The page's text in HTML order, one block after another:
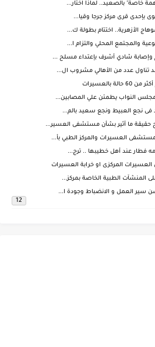
خاصة" بالصعيد.. لماذا اختار...
بإحدى قرى مركز جرجا وقيا...
الأزهرية.. اختتام بطولة ك...
والمجتمع المحلي والتزام ا...
وإصابة شادي أشرف بإعتداء مسلح ...
تناول عدد من الأهالي مشروب ال...
بالعسيرات
النواب يطمئن علي المصابين...
فى نجع العبيط ونجع سعيد بالم...
ما أثير بشأن مستشفى العسير...
العسيرات والمركز الطبي بأ...
فطار عند أهل خطيبها .. ترج...
المركزى او خرابة العسيرات
المنشآت الطبية الخاصة بمركز...
سير العمل و الانضباط وجودة ا...
12